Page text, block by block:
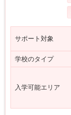
サポート対象
学校のタイプ
入学可能エリア